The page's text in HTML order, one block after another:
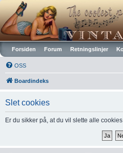
Vintagehifi.dk
Forsiden Forum Retningslinjer
OSS
Boardindeks
Slet cookies
Er du sikker på, at du vil slette alle